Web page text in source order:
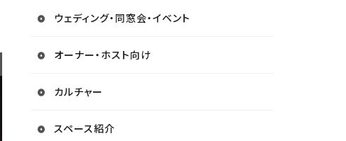
ウェディング・同窓会・イベント
オーナー・ホスト向け
カルチャー
スペース紹介